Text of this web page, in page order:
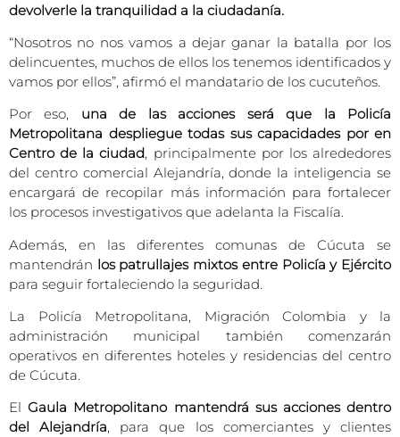
devolverle la tranquilidad a la ciudadanía.
“Nosotros no nos vamos a dejar ganar la batalla por los
delincuentes, muchos de ellos los tenemos identificados y
vamos por ellos”, afirmó el mandatario de los cucuteños.
Por eso, una de las acciones será que la Policía
Metropolitana despliegue todas sus capacidades por en
Centro de la ciudad, principalmente por los alrededores
del centro comercial Alejandría, donde la inteligencia se
encargará de recopilar más información para fortalecer
los procesos investigativos que adelanta la Fiscalía.
Además, en las diferentes comunas de Cúcuta se
mantendrán los patrullajes mixtos entre Policía y Ejército
para seguir fortaleciendo la seguridad.
La Policía Metropolitana, Migración Colombia y la
administración municipal también comenzarán
operativos en diferentes hoteles y residencias del centro
de Cúcuta.
ElGaula Metropolitano mantendrá sus acciones dentro
del Alejandría, para que los comerciantes y clientes